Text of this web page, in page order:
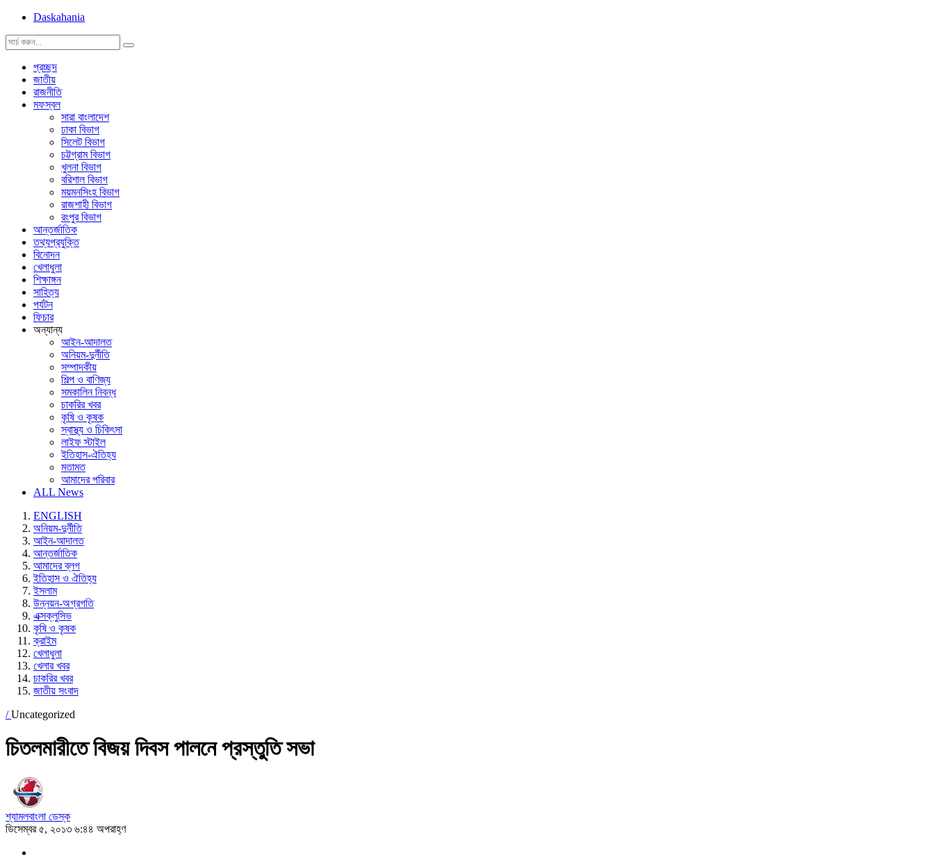
Daskahania
প্রচ্ছদ
জাতীয়
রাজনীতি
মফস্বল
সারা বাংলাদেশ
ঢাকা বিভাগ
সিলেট বিভাগ
চট্টগ্রাম বিভাগ
খুলনা বিভাগ
বরিশাল বিভাগ
ময়মনসিংহ বিভাগ
রাজশাহী বিভাগ
রংপুর বিভাগ
আন্তর্জাতিক
তথ্যপ্রযুক্তি
বিনোদন
খেলাধুলা
শিক্ষাঙ্গন
সাহিত্য
পর্যটন
ফিচার
অন্যান্য
আইন-আদালত
অনিয়ম-দুর্নীতি
সম্পাদকীয়
শিল্প ও বাণিজ্য
সমকালিন নিবন্ধ
চাকরির খবর
কৃষি ও কৃষক
স্বাস্থ্য ও চিকিৎসা
লাইফ স্টাইল
ইতিহাস-ঐতিহ্য
মতামত
আমাদের পরিবার
ALL News
ENGLISH
অনিয়ম-দুর্নীতি
আইন-আদালত
আন্তর্জাতিক
আমাদের ব্লগ
ইতিহাস ও ঐতিহ্য
ইসলাম
উন্নয়ন-অগ্রগতি
এক্সক্লুসিভ
কৃষি ও কৃষক
ক্রাইম
খেলাধুলা
খেলার খবর
চাকরির খবর
জাতীয় সংবাদ
/Uncategorized
চিতলমারীতে বিজয় দিবস পালনে প্রস্তুতি সভা
শ্যামলবাংলা ডেস্ক
ডিসেম্বর ৫, ২০১৩ ৬:৪৪ অপরাহ্ণ